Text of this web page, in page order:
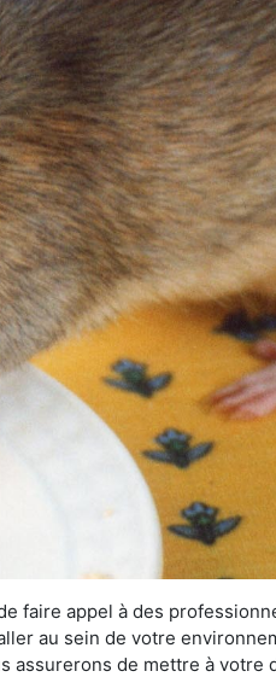
faire appel à des
au sein de votre
assurerons de mettre à